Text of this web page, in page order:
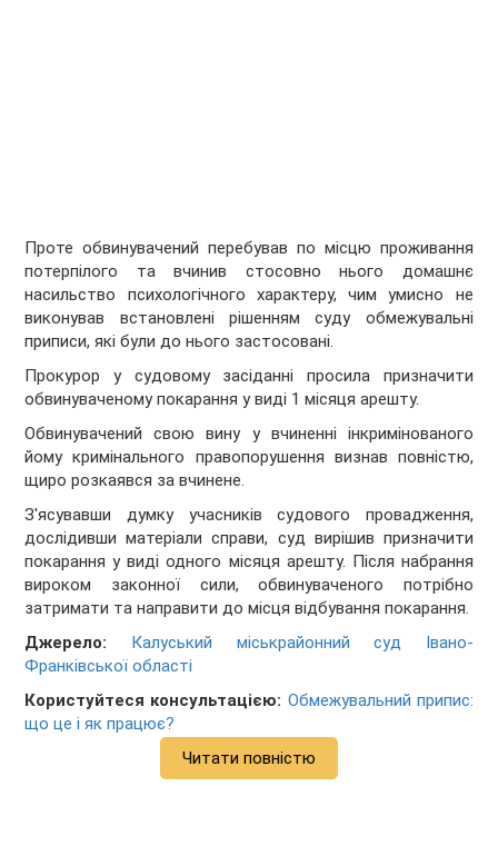
Проте обвинувачений перебував по місцю проживання
потерпілого та вчинив стосовно нього домашнє
насильство психологічного характеру, чим умисно не
виконував встановлені рішенням суду обмежувальні
приписи, які були до нього застосовані.
Прокурор у судовому засіданні просила призначити
обвинуваченому покарання у виді 1 місяця арешту.
Обвинувачений свою вину у вчиненні інкримінованого
йому кримінального правопорушення визнав повністю,
щиро розкаявся за вчинене.
З'ясувавши думку учасників судового провадження,
дослідивши матеріали справи, суд вирішив призначити
покарання у виді одного місяця арешту. Після набрання
вироком законної сили, обвинуваченого потрібно
затримати та направити до місця відбування покарання.
Джерело: Калуський міськрайонний суд Івано-
Франківської області
Користуйтеся консультацією: Обмежувальний припис:
що це і як працює?
Читати повністю